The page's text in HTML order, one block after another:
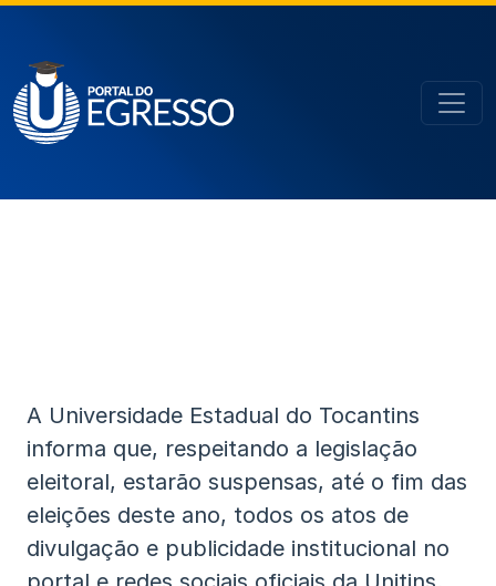
A Universidade Estadual do Tocantins
informa que, respeitando a legislação
eleitoral, estarão suspensas, até o fim das
eleições deste ano, todos os atos de
divulgação e publicidade institucional no